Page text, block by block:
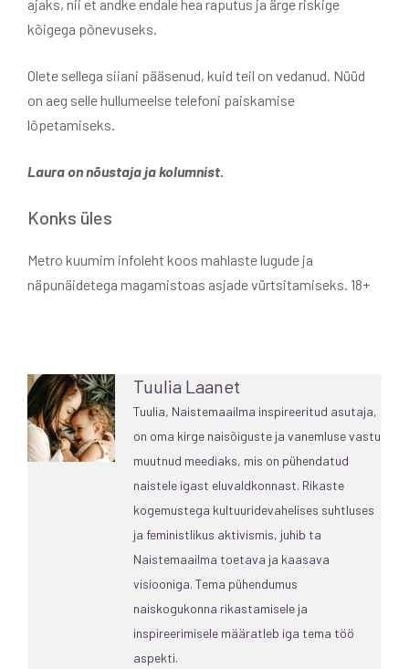
ajaks, nii et andke endale hea raputus ja ärge riskige
kõigega põnevuseks.
Olete sellega siiani pääsenud, kuid teil on vedanud. Nüüd
on aeg selle hullumeelse telefoni paiskamise
lõpetamiseks.
Laura on nõustaja ja kolumnist.
Konks üles
Metro kuumim infoleht koos mahlaste lugude ja
näpunäidetega magamistoas asjade vürtsitamiseks. 18+
Tuulia Laanet
Tuulia, Naistemaailma inspireeritud asutaja,
on oma kirge naisõiguste ja vanemluse vastu
muutnud meediaks, mis on pühendatud
naistele igast eluvaldkonnast. Rikaste
kogemustega kultuuridevahelises suhtluses
ja feministlikus aktivismis, juhib ta
Naistemaailma toetava ja kaasava
visiooniga. Tema pühendumus
naiskogukonna rikastamisele ja
inspireerimisele määratleb iga tema töö
aspekti.